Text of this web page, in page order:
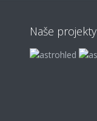
Naše projekty